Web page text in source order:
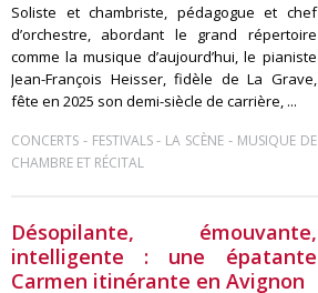
Soliste et chambriste, pédagogue et chef
d’orchestre, abordant le grand répertoire
comme la musique d’aujourd’hui, le pianiste
Jean-François Heisser, fidèle de La Grave,
fête en 2025 son demi-siècle de carrière, ...
CONCERTS - FESTIVALS- LA SCÈNE - MUSIQUE DE
CHAMBRE ET RÉCITAL
Désopilante, émouvante,
intelligente : une épatante
Carmen itinérante en Avignon